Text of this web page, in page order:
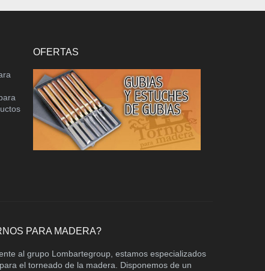
OFERTAS
PARA MADERA?
al grupo Lombartegroup, estamos especializados
el torneado de la madera. Disponemos de un